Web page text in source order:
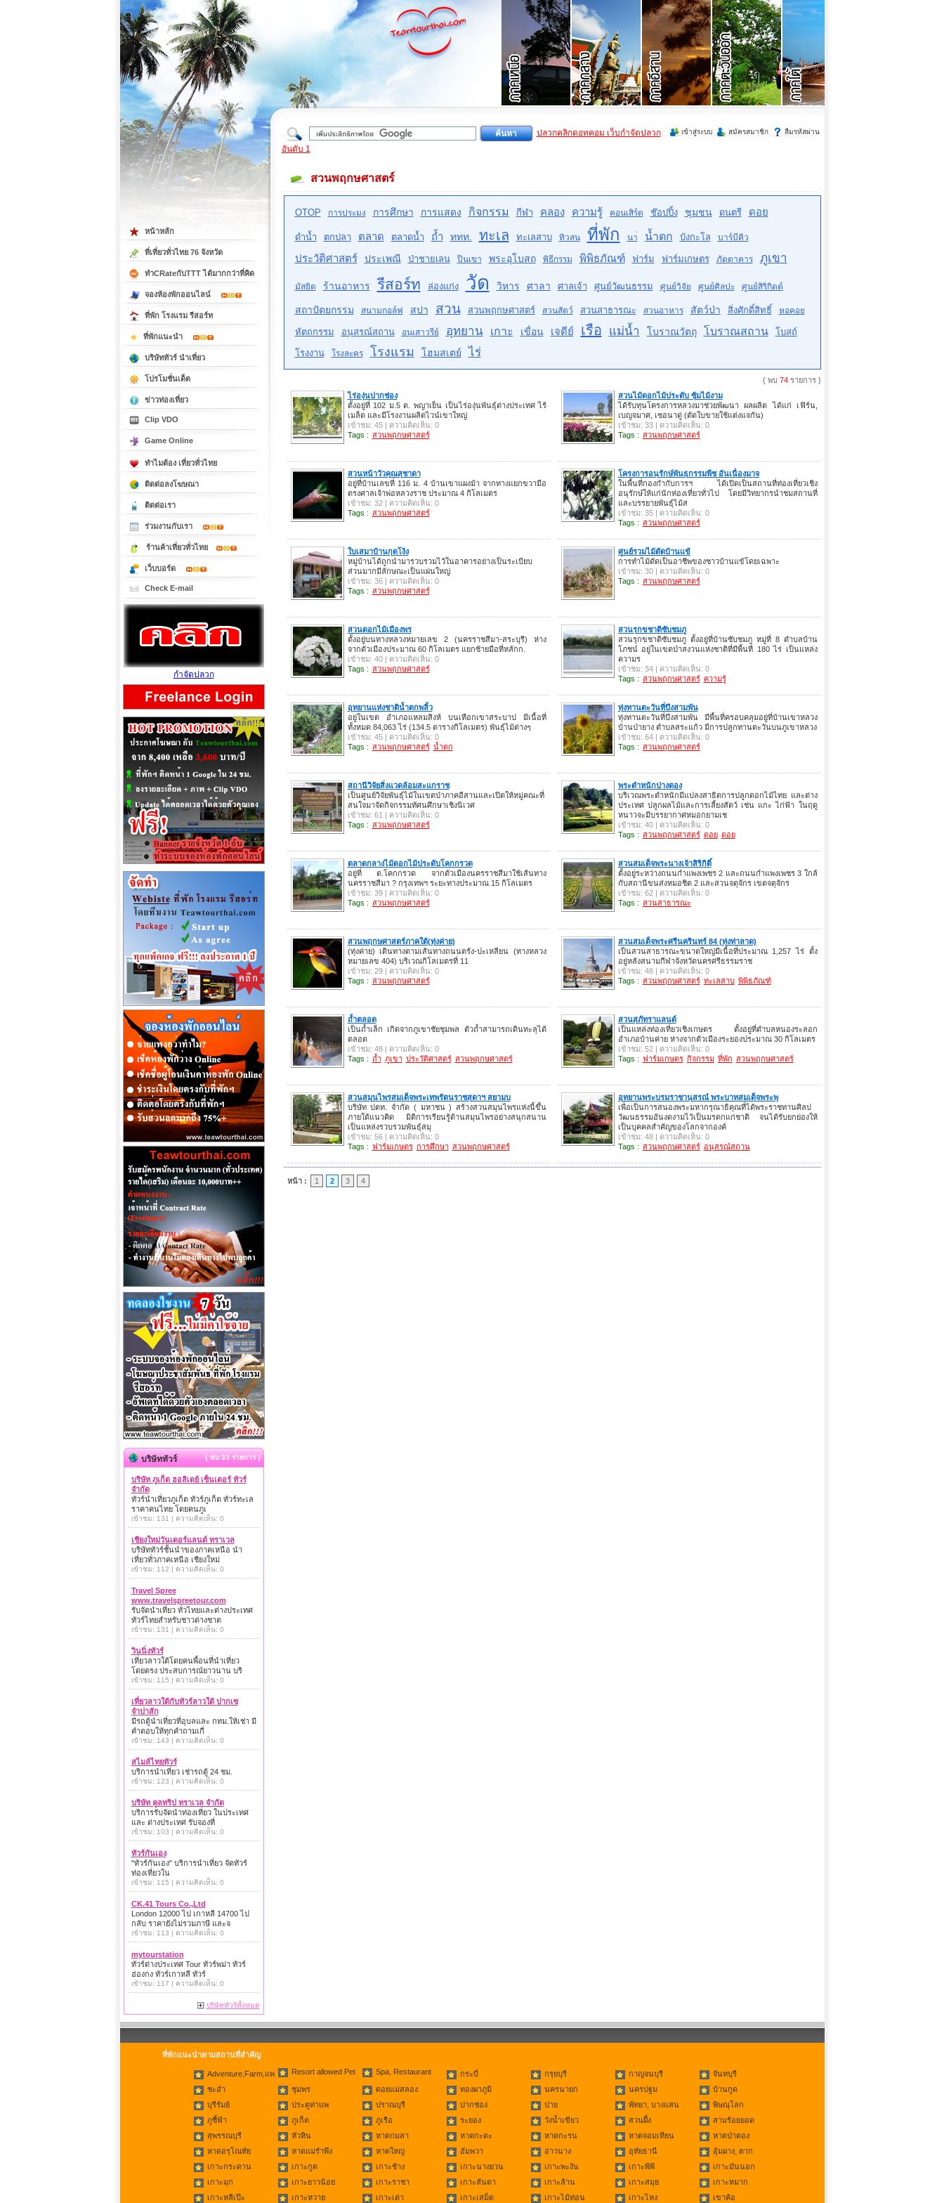
ที่เที่ยวภาคใต้
เข้าสู่ระบบ สมัครสมาชิก ลืมรหัสผ่าน
ปลวกคลิกดอทคอม เว็บกำจัดปลวก
อันดับ 1
สวนพฤกษศาสตร์
OTOP การประมง การศึกษา การแสดง กิจกรรม กีฬา คลอง ความรู้ คอนเสิร์ต ช๊อปปิ้ง ชุมชน ดนตรี ดอย
ดำน้ำ ตกปลา ตลาด ตลาดน้ำ ถ้ำ ททท. ทะเล ทะเลสาบ ทิวสน ที่พัก นา่ น้ำตก บังกะโล บาร์บีคิว
ประวัติศาสตร์ ประเพณี ป่าชายเลน ปีนเขา พระอุโบสถ พิธีกรรม พิพิธภัณฑ์ ฟาร์ม ฟาร์มเกษตร ภัตตาคาร ภูเขา
มัสยิด ร้านอาหาร รีสอร์ท ล่องแก่ง วัด วิหาร ศาลา ศาลเจ้า ศูนย์วัฒนธรรม ศูนย์วิจัย ศูนย์ศิลปะ ศูนย์สิริกิตต์
สถาปัตยกรรม สนามกอล์ฟ สปา สวน สวนพฤกษศาสตร์ สวนสัตว์ สวนสาธารณะ สวนอาหาร สัตว์ป่า สิ่งศักดิ์สิทธิ์ หอคอย
หัตถกรรม อนุสรณ์สถาน อนุเสาวรีย์ อุทยาน เกาะ เขื่อน เจดีย์ เรือ แม่น้ำ โบราณวัตถุ โบราณสถาน
โบสถ์
โรงงาน
โรงละคร โรงแรม โฮมสเตย์ ไร่
{ พบ 74รายการ }
ไร่องุ่นปากช่อง
ตั้งอยู่ที่ 102 ม.5 ต. พญาเย็น เป็นไร่องุ่นพันธุ์ต่างประเทศ ไร้
เมล็ด และมีโรงงานผลิตไวน์เขาใหญ่
เข้าชม: 45 | ความคิดเห็น: 0
Tags : สวนพฤกษศาสตร์
สวนไม้ดอกไม้ประดับ ซุ้มไม้งาม
ได้รับทุนโครงการหลวงมาช่วยพัฒนา ผลผลิต ได้แก่ เฟิร์น,
เบญจมาศ, เซอนาดู่ (ตัดใบขายใช้แต่งแจกัน)
เข้าชม: 33 | ความคิดเห็น: 0
Tags : สวนพฤกษศาสตร์
สวนหน้าวัวคุณสุชาดา
อยู่ที่บ้านเลขที่ 116 ม. 4 บ้านเขาแผงม้า จากทางแยกขวามือ
ตรงศาลเจ้าพ่อหลวงราช ประมาณ 4 กิโลเมตร
เข้าชม: 32 | ความคิดเห็น: 0
Tags : สวนพฤกษศาสตร์
โครงการอนุรักษ์พันธุกรรมพืช อันเนื่องมาจ
ในพื้นที่กองกำกับการฯ ได้เปิดเป็นสถานที่ท่องเที่ยวเชิง
อนุรักษ์ให้แก่นักท่องเที่ยวทั่วไป โดยมีวิทยากรนำชมสถานที่
และบรรยายพันธุ์ไม้ส
เข้าชม: 35 | ความคิดเห็น: 0
Tags : สวนพฤกษศาสตร์
ใบเสมาบ้านกุดโง้ง
หมู่บ้านได้ถูกนำมารวบรวมไว้ในอาคารอย่างเป็นระเบียบ
ส่วนมากมีลักษณะเป็นแผ่นใหญ่
เข้าชม: 36 | ความคิดเห็น: 0
Tags : สวนพฤกษศาสตร์
ศูนย์รวมไม้ดัดบ้านแข้
การทำไม้ดัดเป็นอาชีพของชาวบ้านแข้โดยเฉพาะ
เข้าชม: 30 | ความคิดเห็น: 0
Tags : สวนพฤกษศาสตร์
สวนดอกไม้เมืองพร
ตั้งอยู่บนทางหลวงหมายเลข 2 (นครราชสีมา-สระบุรี) ห่าง
จากตัวเมืองประมาณ 60 กิโลเมตร แยกซ้ายมือที่หลักก.
เข้าชม: 40 | ความคิดเห็น: 0
Tags : สวนพฤกษศาสตร์
สวนรุกขชาติซับชมภู
สวนรุกขชาติซับชมภู ตั้งอยู่ที่บ้านซับชมภู หมู่ที่ 8 ตำบลบ้าน
โภชน์ อยู่ในเขตป่าสงวนแห่งชาติที่มีพื้นที่ 180 ไร่ เป็นแหล่ง
ความร
เข้าชม: 34 | ความคิดเห็น: 0
Tags : สวนพฤกษศาสตร์ ความรู้
อุทยานแห่งชาติน้ำตกพลิ้ว
อยู่ในเขต อำเภอแหลมสิงห์ บนเทือกเขาสระบาป มีเนื้อที่
ทั้งหมด 84,063 ไร่ (134.5 ตารางกิโลเมตร) พันธุ์ไม้ต่างๆ
เข้าชม: 45 | ความคิดเห็น: 0
Tags : สวนพฤกษศาสตร์ น้ำตก
ทุ่งทานตะวันที่บึงสามพัน
ทุ่งทานตะวันที่บึงสามพัน มีพื้นที่ครอบคลุมอยู่ที่บ้านเขาหลวง
บ้านป่ายาง ตำบลสระแก้ว มีการปลูกทานตะวันบนภูเขาหลวง
เข้าชม: 64 | ความคิดเห็น: 0
Tags : สวนพฤกษศาสตร์
สถานีวิจัยสิ่งแวดล้อมสะแกราช
เป็นศูนย์วิจัยพันธุ์ไม้ในเขตป่าภาคอีสานและเปิดให้หมู่คณะที่
สนใจมาจัดกิจกรรมทัศนศึกษาเชิงนิเวศ
เข้าชม: 61 | ความคิดเห็น: 0
Tags : สวนพฤกษศาสตร์
พระตำหนักปางตอง
บริเวณพระตำหนักมีแปลงสาธิตการปลูกดอกไม้ไทย และต่าง
ประเทศ ปลูกผลไม้และการเลี้ยงสัตว์ เช่น แกะ ไก่ฟ้า ในฤดู
หนาวจะมีบรรยากาศหมอกยามเช
เข้าชม: 40 | ความคิดเห็น: 0
Tags : สวนพฤกษศาสตร์ ดอย ดอย
ตลาดกลางไม้ดอกไม้ประดับโคกกรวด
อยู่ที่ ต.โคกกรวด จากตัวเมืองนครราชสีมาใช้เส้นทาง
นครราชสีมา ? กรุงเทพฯ ระยะทางประมาณ 15 กิโลเมตร
เข้าชม: 39 | ความคิดเห็น: 0
Tags : สวนพฤกษศาสตร์
สวนสมเด็จพระนางเจ้าสิริกิติ์
ตั้งอยู่ระหว่างถนนกำแพงเพชร 2 และถนนกำแพงเพชร 3 ใกล้
กับสถานีขนส่งหมอชิต 2 และสวนจตุจักร เขตจตุจักร
เข้าชม: 62 | ความคิดเห็น: 0
Tags : สวนสาธารณะ
สวนพฤกษศาสตร์ภาคใต้(ทุ่งค่าย)
(ทุ่งค่าย) เดินทางตามเส้นทางถนนตรัง-ปะเหลียน (ทางหลวง
หมายเลข 404) บริเวณกิโลเมตรที่ 11
เข้าชม: 29 | ความคิดเห็น: 0
Tags : สวนพฤกษศาสตร์
สวนสมเด็จพระศรีนครินทร์ 84 (ทุ่งท่าลาด)
เป็นสวนสาธารณะขนาดใหญ่มีเนื้อที่ประมาณ 1,257 ไร่ ตั้ง
อยู่หลังสนามกีฬาจังหวัดนครศรีธรรมราช
เข้าชม: 48 | ความคิดเห็น: 0
Tags : สวนพฤกษศาสตร์ ทะเลสาบ พิพิธภัณฑ์
ถ้ำตลอด
เป็นถ้ำเล็ก เกิดจากภูเขาชัยชุมพล ตัวถ้ำสามารถเดินทะลุได้
ตลอด
เข้าชม: 48 | ความคิดเห็น: 0
Tags : ถ้ำ ภูเขา ประวัติศาสตร์ สวนพฤกษศาสตร์
สวนสุภัทราแลนด์
เป็นแหล่งท่องเที่ยวเชิงเกษตร ตั้งอยู่ที่ตำบลหนองระลอก
อำเภอบ้านค่าย ห่างจากตัวเมืองระยองประมาณ 30 กิโลเมตร
เข้าชม: 52 | ความคิดเห็น: 0
Tags : ฟาร์มเกษตร กิจกรรม ที่พัก สวนพฤกษศาสตร์
สวนสมุนไพรสมเด็จพระเทพรัตนราชสุดาฯ สยามบ
บริษัท ปตท. จำกัด ( มหาชน ) สร้างสวนสมุนไพรแห่งนี้ขึ้น
ภายใต้แนวคิด มิติการเรียนรู้ด้านสมุนไพรอย่างสนุกสนาน
เป็นแหล่งรวบรวมพันธุ์สมุ
เข้าชม: 56 | ความคิดเห็น: 0
Tags : ฟาร์มเกษตร การศึกษา สวนพฤกษศาสตร์
อุทยานพระบรมราชานุสรณ์ พระบาทสมเด็จพระพุ
เพื่อเป็นการสนองพระมหากรุณาธิคุณที่ได้พระราชทานศิลป
วัฒนธรรมอันงดงามไว้เป็นมรดกแก่ชาติ จนได้รับยกย่องให้
เป็นบุคคลสำคัญของโลกจากองค์
เข้าชม: 48 | ความคิดเห็น: 0
Tags : สวนพฤกษศาสตร์ อนุสรณ์สถาน
หน้า : 1 2 3 4
หน้าหลัก
ที่เที่ยวทั่วไทย 76 จังหวัด
ทำCRateกับTTT ได้มากกว่าที่คิด
จองห้องพักออนไลน์
ที่พัก โรงแรม รีสอร์ท
ที่พักแนะนำ
บริษัททัวร์ นำเที่ยว
โปรโมชั่นเด็ด
ข่าวท่องเที่ยว
Clip VDO
Game Online
ทำไมต้อง เที่ยวทั่วไทย
ติดต่อลงโฆษณา
ติดต่อเรา
ร่วมงานกับเรา
ร้านค้าเที่ยวทั่วไทย
เว็บบอร์ด
Check E-mail
กำจัดปลวก
บริษัททัวร์ { พบ 33 รายการ }
บริษัท ภูเก็ต ฮอลิเดย์ เซ็นเตอร์ ทัวร์
จำกัด
ทัวร์นำเที่ยวภูเก็ต ทัวร์ภูเก็ต ทัวร์ทะเล
ราคาคนไทย โดยคนภูเ
เข้าชม: 131 | ความคิดเห็น: 0
เชียงใหม่วันเดอร์แลนด์ ทราเวล
บริษัททัวร์ชั้นนำของภาคเหนือ นำ
เที่ยวทั่วภาคเหนือ เชียงใหม่
เข้าชม: 112 | ความคิดเห็น: 0
Travel Spree
www.travelspreetour.com
รับจัดนำเที่ยว ทั่วไทยและต่างประเทศ
ทัวร์ไทยสำหรับชาวต่างชาต
เข้าชม: 131 | ความคิดเห็น: 0
วินนิ่งทัวร์
เที่ยวลาวใต้โดยคนพื้อนที่นำเที่ยว
โดยตรง ประสบการณ์ยาวนาน บริ
เข้าชม: 115 | ความคิดเห็น: 0
เที่ยวลาวใต้กับทัวร์ลาวใต้ ปากเซ
จำปาสัก
มีรถตู้นำเที่ยวที่อุบลและ กทม.ให้เช่า มี
คำตอบให้ทุกคำถามเกี่
เข้าชม: 143 | ความคิดเห็น: 0
สไมล์ไทยทัวร์
บริการนำเที่ยว เช่ารถตู้ 24 ชม.
เข้าชม: 123 | ความคิดเห็น: 0
บริษัท คูลทริป ทราเวล จำกัด
บริการรับจัดนำท่องเที่ยว ในประเทศ
และ ต่างประเทศ รับจองที่
เข้าชม: 103 | ความคิดเห็น: 0
ทัวร์กันเอง
"ทัวร์กันเอง" บริการนำเที่ยว จัดทัวร์
ท่องเที่ยวใน
เข้าชม: 115 | ความคิดเห็น: 0
CK.41 Tours Co.,Ltd
London 12000 ไป เกาหลี 14700 ไป
กลับ ราคายังไม่รวมภาษี และจ
เข้าชม: 113 | ความคิดเห็น: 0
mytourstation
ทัวร์ต่างประเทศ Tour ทัวร์พม่า ทัวร์
ฮ่องกง ทัวร์เกาหลี ทัวร์
เข้าชม: 117 | ความคิดเห็น: 0
บริษัททัวร์ทั้งหมด
ที่พักแนะนำตามสถานที่สำคัญ
Adventure,Farm,แพ Resort allowed Pet Spa, Restaurant กระบี่ กรุยบุรี กาญจนบุรี
จันทบุรี
ชะอำ
ชุมพร ดอยแม่สลอง ทองผาภูมิ นครนายก นครปฐม
บ้านกูด
บุรีรัมย์
ประตูท่าแพ ปราณบุรี ปากช่อง ปาย พัทยา, บางแสน
พิษณุโลก
ภูชี้ฟ้า
ภูเก็ต ภูเรือ ระยอง วังน้ำเขียว สวนผึ้ง
สามร้อยยอด
สุพรรณบุรี
หัวหิน หาดกมลา หาดกะตะ หาดกะรน หาดจอมเทียน
หาดป่าตอง
หาดอรุโณทัย
หาดแม่รำพึง หาดใหญ่ อัมพวา อ่าวนาง อุทัยธานี
อุ้มผาง, ตาก
เกาะกระดาน
เกาะกูด เกาะช้าง เกาะนางยวน เกาะพะงัน เกาะพีพี
เกาะมันนอก
เกาะมุก
เกาะยาวน้อย เกาะราชา เกาะลันตา เกาะล้าน เกาะสมุย
เกาะหมาก
เกาะหลีเป๊ะ
เกาะหวาย เกาะเต่า เกาะเสม็ด เกาะไม้ท่อน เกาะไหง เขาค้อ